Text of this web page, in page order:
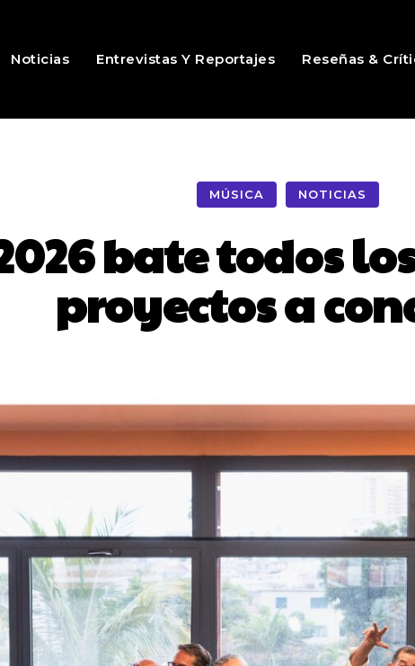
Noticias Entrevistas Y Reportajes Reseñas &
MÚSICA NOTICIAS
bate todos
proyectos a